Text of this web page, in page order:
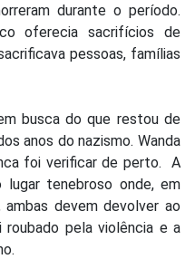
durante o período.
oferecia sacrifícios de
pessoas, famílias
busca do que restou de
anos do nazismo. Wanda
foi verificar de perto. A
tenebroso onde, em
devem devolver ao
pela violência e a